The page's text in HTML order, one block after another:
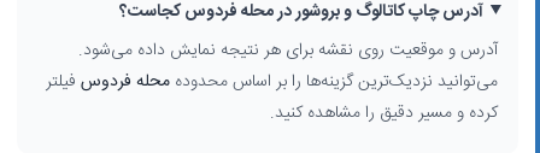
آدرس چاپ کاتالوگ و بروشور در محله فردوس کجاست؟
آدرس و موقعیت روی نقشه برای هر نتیجه نمایش داده می‌شود.
می‌توانید نزدیک‌ترین گزینه‌ها را بر اساس محدودهمحله فردوس فیلتر
کرده و مسیر دقیق را مشاهده کنید.